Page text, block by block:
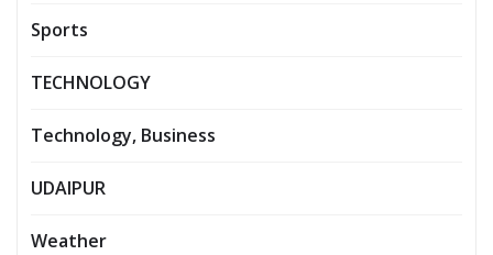
Sports
TECHNOLOGY
Technology, Business
UDAIPUR
Weather